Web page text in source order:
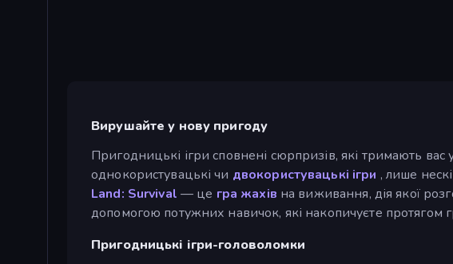
Вирушайте у нову пригоду
Пригодницькі ігри сповнені сюрпризів, які тримають
однокористувацькі чи двокористувацькі ігри , лише
Land: Survival — це гра жахів на виживання, дія якої
допомогою потужних навичок, які накопичуєте протягом
Пригодницькі ігри-головоломки